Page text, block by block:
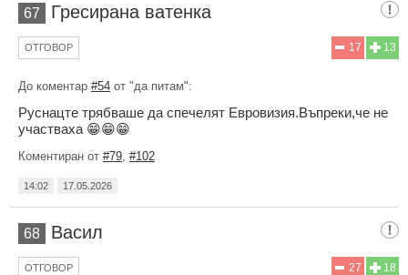
67 Гресирана ватенка
13
17
ОТГОВОР
До коментар #54 от "да питам":
Руснацте трябваше да спечелят Евровизия.Въпреки,че не
участваха 😁😁😁
Коментиран от #79 #102
14:02 17.05.2026
68 Васил
18
27
ОТГОВОР